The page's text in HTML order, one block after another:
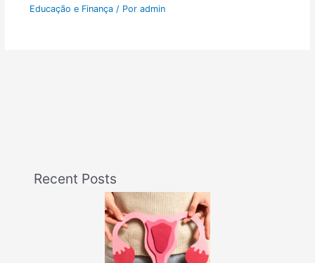
Educação e Finança/ Por admin
Recent Posts